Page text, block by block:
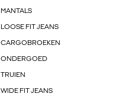
MANTALS
LOOSE FIT JEANS
CARGOBROEKEN
ONDERGOED
TRUIEN
WIDE FIT JEANS